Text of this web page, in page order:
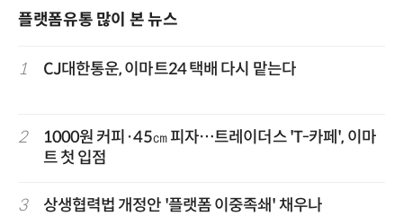
플랫폼유통 많이 본 뉴스
1 CJ대한통운, 이마트24 택배 다시 맡는다
2
1000원 커피·45㎝ 피자…트레이더스 'T-카페', 이마
트 첫 입점
3 상생협력법 개정안 '플랫폼 이중족쇄' 채우나